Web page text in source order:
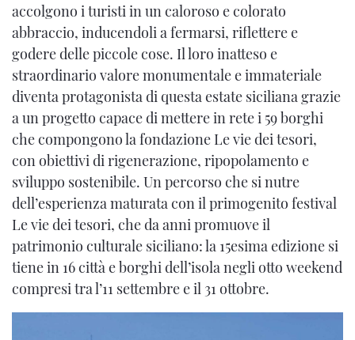
accolgono i turisti in un caloroso e colorato
abbraccio, inducendoli a fermarsi, riflettere e
godere delle piccole cose. Il loro inatteso e
straordinario valore monumentale e immateriale
diventa protagonista di questa estate siciliana grazie
a un progetto capace di mettere in rete i 59 borghi
che compongono la fondazione Le vie dei tesori,
con obiettivi di rigenerazione, ripopolamento e
sviluppo sostenibile. Un percorso che si nutre
dell’esperienza maturata con il primogenito festival
Le vie dei tesori, che da anni promuove il
patrimonio culturale siciliano: la 15esima edizione si
tiene in 16 città e borghi dell’isola negli otto weekend
compresi tra l’11 settembre e il 31 ottobre.